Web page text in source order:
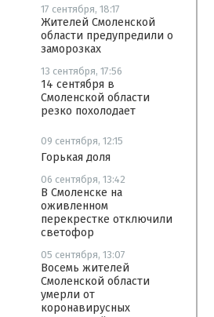
17 сентября, 18:17
Жителей Смоленской
области предупредили о
заморозках
13 сентября, 17:56
14 сентября в
Смоленской области
резко похолодает
09 сентября, 12:15
Горькая доля
06 сентября, 13:42
В Смоленске на
оживленном
перекрестке отключили
светофор
05 сентября, 13:07
Восемь жителей
Смоленской области
умерли от
коронавирусных